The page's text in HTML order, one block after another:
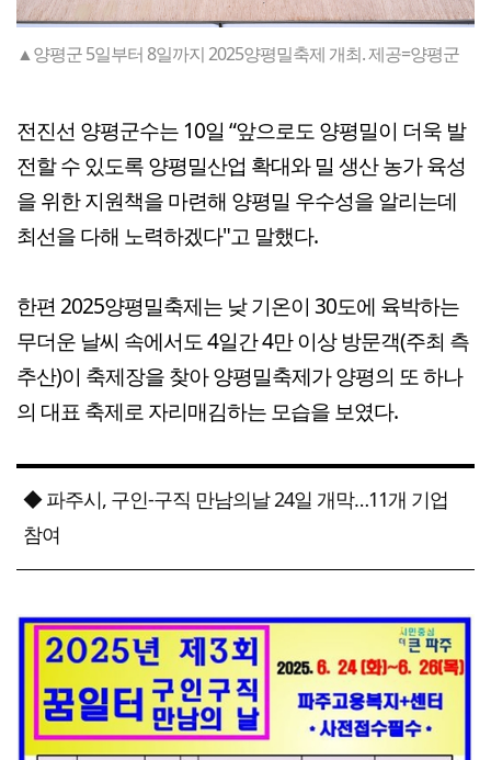
▲양평군 5일부터 8일까지 2025양평밀축제 개최. 제공=양평군
전진선 양평군수는 10일 “앞으로도 양평밀이 더욱 발
전할 수 있도록 양평밀산업 확대와 밀 생산 농가 육성
을 위한 지원책을 마련해 양평밀 우수성을 알리는데
최선을 다해 노력하겠다"고 말했다.
한편 2025양평밀축제는 낮 기온이 30도에 육박하는
무더운 날씨 속에서도 4일간 4만 이상 방문객(주최 측
추산)이 축제장을 찾아 양평밀축제가 양평의 또 하나
의 대표 축제로 자리매김하는 모습을 보였다.
◆ 파주시, 구인-구직 만남의날 24일 개막…11개 기업
참여